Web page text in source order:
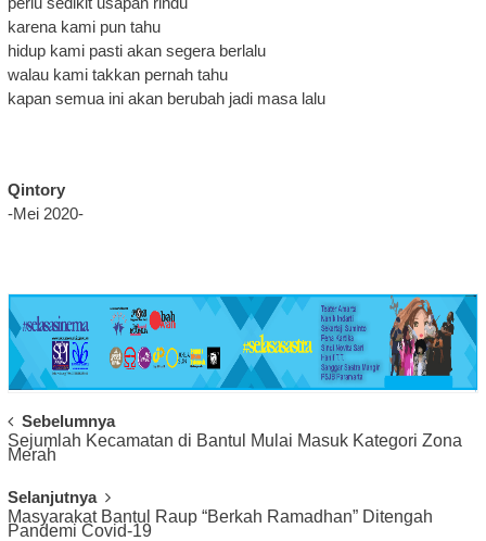
karena kami pun tahu
hidup kami pasti akan segera berlalu
walau kami takkan pernah tahu
kapan semua ini akan berubah jadi masa lalu
Qintory
-Mei 2020-
Post
Navigation
Sebelumnya
Sejumlah Kecamatan di Bantul Mulai Masuk Kategori Zona
Merah
Selanjutnya
Masyarakat Bantul Raup “Berkah Ramadhan” Ditengah
Pandemi Covid-19